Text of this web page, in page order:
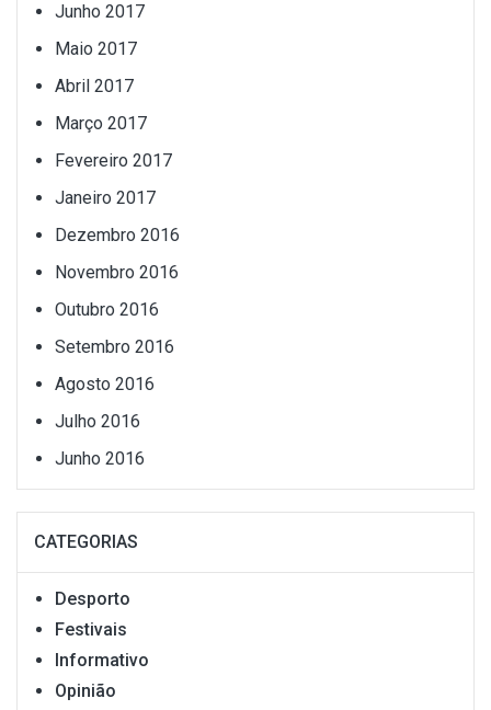
Junho 2017
Maio 2017
Abril 2017
Março 2017
Fevereiro 2017
Janeiro 2017
Dezembro 2016
Novembro 2016
Outubro 2016
Setembro 2016
Agosto 2016
Julho 2016
Junho 2016
CATEGORIAS
Desporto
Festivais
Informativo
Opinião